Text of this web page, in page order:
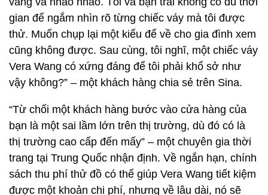
gian để ngắm nhìn rõ từng chiếc váy mà tôi được
thử. Muốn chụp lại một kiểu để về cho gia đình xem
cũng không được. Sau cùng, tôi nghĩ, một chiếc váy
Vera Wang có xứng đáng để tôi phải khổ sở như
vậy không?” – một khách hàng chia sẻ trên Sina.
“Từ chối một khách hàng bước vào cửa hàng của
bạn là một sai lầm lớn trên thị trường, dù đó có là
thị trường cao cấp đến mấy” – một chuyên gia thời
trang tại Trung Quốc nhận định. Về ngắn hạn, chính
sách thu phí thử đồ có thể giúp Vera Wang tiết kiệm
được một khoản chi phí, nhưng về lâu dài, nó sẽ